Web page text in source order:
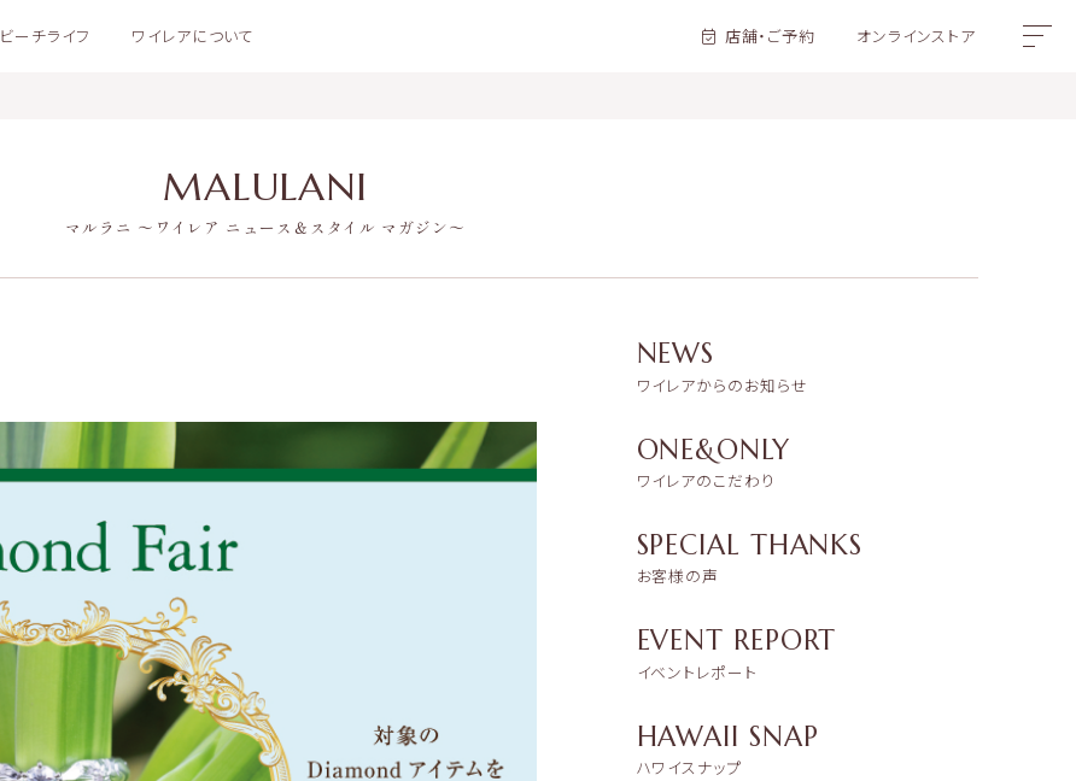
ビーチライフ ワイレアについて 店舗・ご予約 オンラインストア
MALULANI
マルラニ 〜ワイレア ニュース＆スタイル マガジン〜
NEWS
ワイレアからのお知らせ
ONE&ONLY
ワイレアのこだわり
SPECIAL THANKS
お客様の声
EVENT REPORT
イベントレポート
HAWAII SNAP
ハワイスナップ